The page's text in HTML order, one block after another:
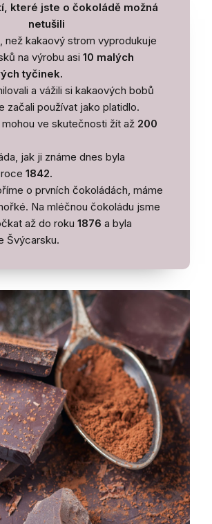
které jste o čokoládě možná
netušili
než kakaový strom vyprodukuje
na výrobu asi 10 malých
tyčinek.
a vážili si kakaových bobů
začali používat jako platidlo.
mohou ve skutečnosti žít až 200
jak ji známe dnes byla
1842.
o prvních čokoládách, máme
Na mléčnou čokoládu jsme
až do roku 1876 a byla
Švýcarsku.